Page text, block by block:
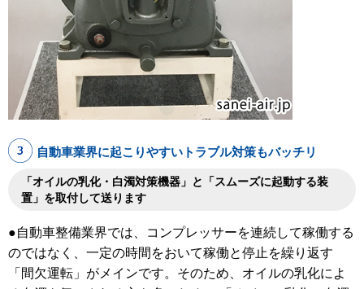
自動車業界に起こりやすいトラブル対策もバッチリ
「オイルの乳化・白濁対策機器」と「スムーズに起動する装
置」を取付して送ります
●自動車整備業界では、コンプレッサーを連続して稼働する
のではなく、一定の時間をおいて稼働と停止を繰り返す
「間欠運転」がメインです。そのため、オイルの乳化によ